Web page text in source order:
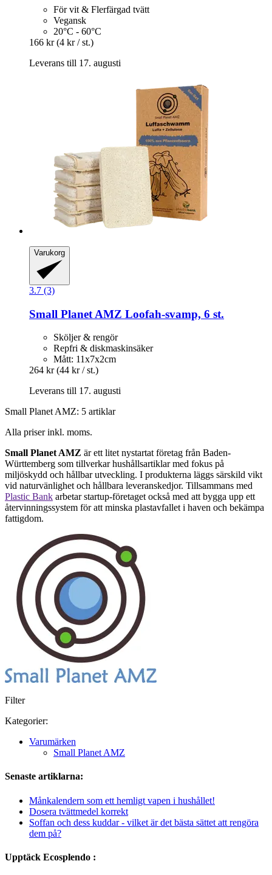
För vit & Flerfärgad tvätt
Vegansk
20°C - 60°C
166 kr (4 kr / st.)
Leverans till 17. augusti
Varukorg
3.7 (3)
Small Planet AMZ Loofah-​svamp, 6 st.
Sköljer & rengör
Repfri & diskmaskinsäker
Mått: 11x7x2cm
264 kr (44 kr / st.)
Leverans till 17. augusti
Small Planet AMZ: 5 artiklar
Alla priser inkl. moms.
Small Planet AMZ är ett litet nystartat företag från Baden-
Württemberg som tillverkar hushållsartiklar med fokus på
miljöskydd och hållbar utveckling. I produkterna läggs särskild vikt
vid naturvänlighet och hållbara leveranskedjor. Tillsammans med
Plastic Bank arbetar startup-företaget också med att bygga upp ett
återvinningssystem för att minska plastavfallet i haven och bekämpa
fattigdom.
Filter
Kategorier:
Varumärken
Small Planet AMZ
Senaste artiklarna:
Månkalendern som ett hemligt vapen i hushållet!
Dosera tvättmedel korrekt
Soffan och dess kuddar - vilket är det bästa sättet att rengöra
dem på?
Upptäck Ecosplendo :